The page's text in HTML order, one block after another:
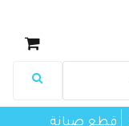
قطع صيانة